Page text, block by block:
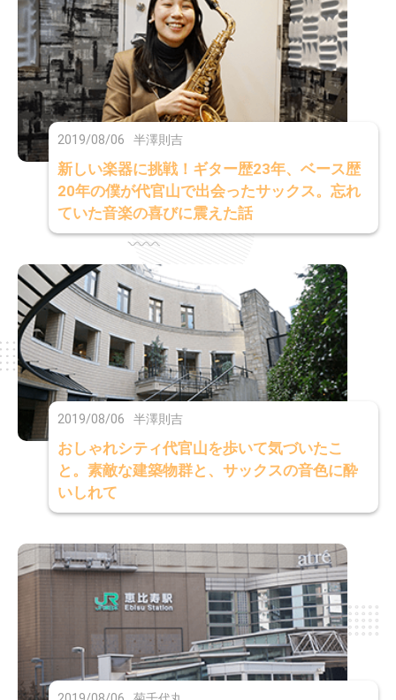
2019/08/06 半澤則吉
新しい楽器に挑戦！ギター歴23年、ベース歴
20年の僕が代官山で出会ったサックス。忘れ
ていた音楽の喜びに震えた話
2019/08/06 半澤則吉
おしゃれシティ代官山を歩いて気づいたこ
と。素敵な建築物群と、サックスの音色に酔
いしれて